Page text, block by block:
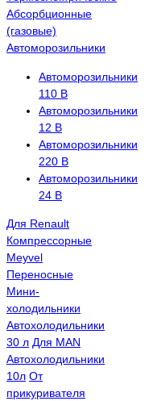
Абсорбционные
(газовые)
Автоморозильники
Автоморозильники
110 В
Автоморозильники
12 В
Автоморозильники
220 В
Автоморозильники
24 В
Для Renault
Компрессорные
Meyvel
Переносные
Мини-
холодильники
Автохолодильники
30 л Для MAN
Автохолодильники
10л От
прикуривателя